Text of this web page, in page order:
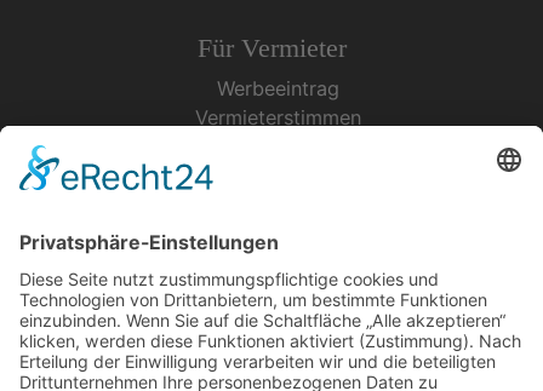
Für Vermieter
Werbeeintrag
Vermieterstimmen
Urlaubsservice
Bücher, Karten & CD's
Ihre Anreise
Wetter